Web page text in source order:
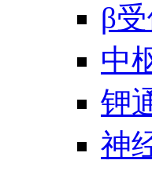
β
中
钾
神